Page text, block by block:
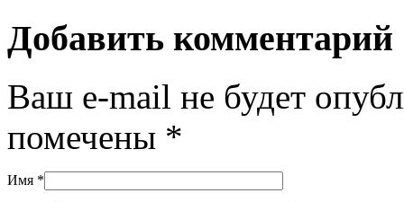
Добавить комментарий
Ваш e-mail не будет
помечены *
Имя *